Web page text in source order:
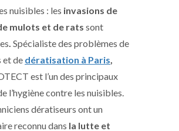
nuisibles : les invasions de
mulots et de rats sont
. Spécialiste des problèmes de
et de dératisation à Paris,
est l’un des principaux
l’hygiène contre les nuisibles.
dératiseurs ont un
reconnu dans la lutte et